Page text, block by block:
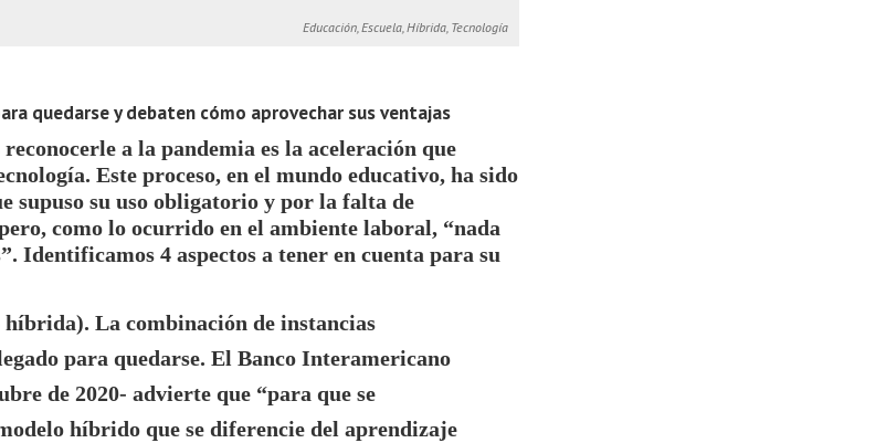
Educación, Escuela, Híbrida, Tecnología
quedarse y debaten cómo aprovechar sus ventajas
a la pandemia es la aceleración que
. Este proceso, en el mundo educativo, ha sido
supuso su uso obligatorio y por la falta de
como lo ocurrido en el ambiente laboral, “nada
Identificamos 4 aspectos a tener en cuenta para su
híbrida). La combinación de instancias
para quedarse. El Banco Interamericano
de 2020- advierte que “para que se
híbrido que se diferencie del aprendizaje